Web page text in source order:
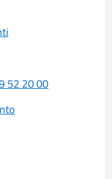
52 20 00